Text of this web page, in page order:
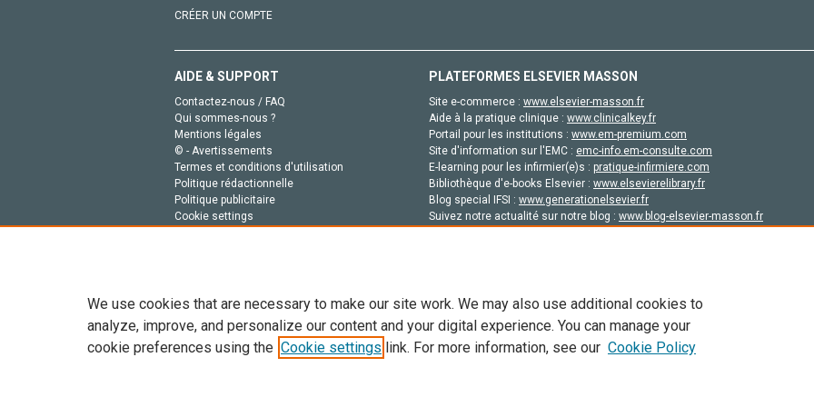
CRÉER UN COMPTE
AIDE & SUPPORT
Contactez-nous / FAQ
Qui sommes-nous ?
Mentions légales
© - Avertissements
Termes et conditions d'utilisation
Politique rédactionnelle
Politique publicitaire
Cookie settings
PLATEFORMES ELSEVIER MASSON
Site e-commerce : www.elsevier-masson.fr
Aide à la pratique clinique : www.clinicalkey.fr
Portail pour les institutions : www.em-premium.com
Site d'information sur l'EMC : emc-info.em-consulte.com
E-learning pour les infirmier(e)s : pratique-infirmiere.com
Bibliothèque d'e-books Elsevier : www.elsevierelibrary.fr
Blog special IFSI : www.generationelsevier.fr
Suivez notre actualité sur notre blog : www.blog-elsevier-masson.fr
Tout le contenu de ce site: Copyright © 2026 Elsevier, ses concédants de licence et ses contributeurs. Tout les droits sont réservés,
de données, a la formation en IA et aux technologies similaires. Pour tout contenu en libre accès, les conditions de licence
We use cookies that are necessary to make our site work. We may also use additional cookies to
analyze, improve, and personalize our content and your digital experience. You can manage your
cookie preferences using the Cookie settings link. For more information, see our Cookie Policy